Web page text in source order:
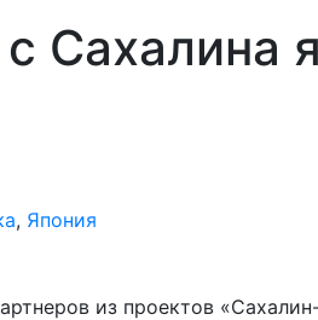
Сахалина
, Япония
из проектов